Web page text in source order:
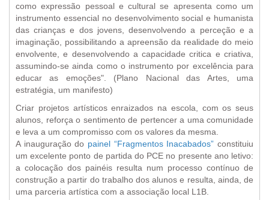
como expressão pessoal e cultural se apresenta como um
instrumento essencial no desenvolvimento social e humanista
das crianças e dos jovens, desenvolvendo a perceção e a
imaginação, possibilitando a apreensão da realidade do meio
envolvente, e desenvolvendo a capacidade critica e criativa,
assumindo-se ainda como o instrumento por excelência para
educar as emoções". (Plano Nacional das Artes, uma
estratégia, um manifesto)
Criar projetos artísticos enraizados na escola, com os seus
alunos, reforça o sentimento de pertencer a uma comunidade
e leva a um compromisso com os valores da mesma.
A inauguração do painel “Fragmentos Inacabados” constituiu
um excelente ponto de partida do PCE no presente ano letivo:
a colocação dos painéis resulta num processo contínuo de
construção a partir do trabalho dos alunos e resulta, ainda, de
uma parceria artística com a associação local L1B.